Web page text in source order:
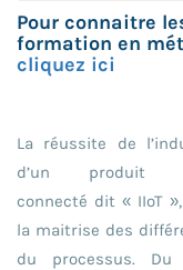
Pour connaitre
formation en
cliquez ici
La réussite de
d’un produit
connecté dit « IIoT
la maitrise des
du processus. Du